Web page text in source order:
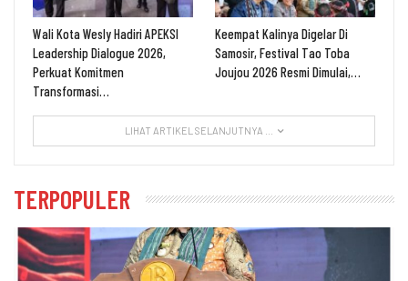
Wali Kota Wesly Hadiri APEKSI
Leadership Dialogue 2026,
Perkuat Komitmen
Transformasi…
Keempat Kalinya Digelar Di
Samosir, Festival Tao Toba
Joujou 2026 Resmi Dimulai,…
LIHAT ARTIKEL SELANJUTNYA ...
TERPOPULER